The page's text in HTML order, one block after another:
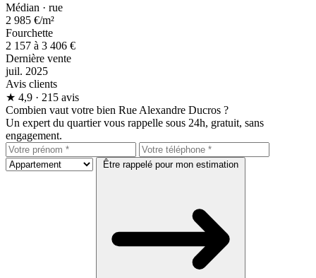
Médian · rue
2 985 €/m²
Fourchette
2 157 à 3 406 €
Dernière vente
juil. 2025
Avis clients
★ 4,9 · 215 avis
Combien vaut votre bien Rue Alexandre Ducros ?
Un expert du quartier vous rappelle sous 24h, gratuit, sans
engagement.
Être rappelé pour mon estimation